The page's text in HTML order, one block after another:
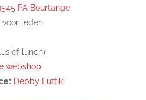
PA Bourtange
voor leden
lunch)
webshop
Debby Luttik